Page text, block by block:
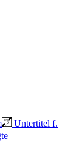
Untertitel f.